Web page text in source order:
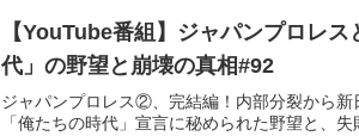
【YouTube番組】ジャパンプロレ
代」の野望と崩壊の真相#92
ジャパンプロレス②、完結編！内部分裂から
「俺たちの時代」宣言に秘められた野望と、